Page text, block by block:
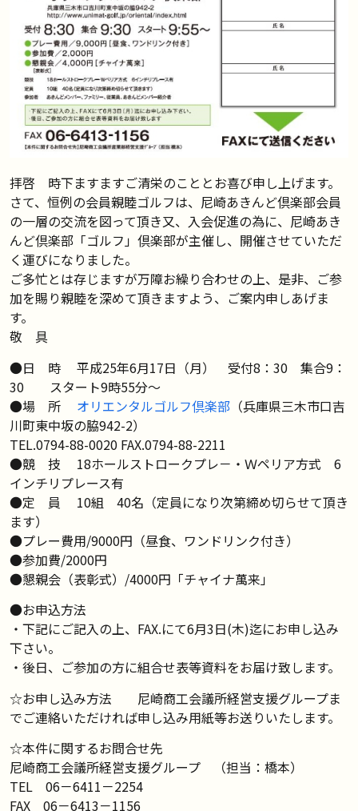
拝啓 時下ますますご清栄のこととお喜び申し上げます。
さて、恒例の会員親睦ゴルフは、尼崎あきんど倶楽部会員
の一層の交流を図って頂き又、入会促進の為に、尼崎あき
んど倶楽部「ゴルフ」倶楽部が主催し、開催させていただ
く運びになりました。
ご多忙とは存じますが万障お繰り合わせの上、是非、ご参
加を賜り親睦を深めて頂きますよう、ご案内申しあげま
す。
敬 具
●日 時 平成25年6月17日（月） 受付8：30 集合9：
30 スタート9時55分～
●場 所 オリエンタルゴルフ倶楽部 （兵庫県三木市口吉
川町東中坂の脇942-2）
TEL.0794-88-0020 FAX.0794-88-2211
●競 技 18ホールストロークプレ－・Ｗペリア方式 6
インチリプレース有
●定 員 10組 40名（定員になり次第締め切らせて頂き
ます）
●プレー費用/9000円（昼食、ワンドリンク付き）
●参加費/2000円
●懇親会（表彰式）/4000円「チャイナ萬来」
●お申込方法
・下記にご記入の上、FAX.にて6月3日(木)迄にお申し込み
下さい。
・後日、ご参加の方に組合せ表等資料をお届け致します。
☆お申し込み方法 尼崎商工会議所経営支援グループま
でご連絡いただければ申し込み用紙等お送りいたします。
☆本件に関するお問合せ先
尼崎商工会議所経営支援グループ （担当：橋本）
TEL 06－6411－2254
FAX 06－6413－1156